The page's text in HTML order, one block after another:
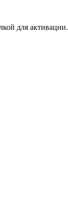
для активации.